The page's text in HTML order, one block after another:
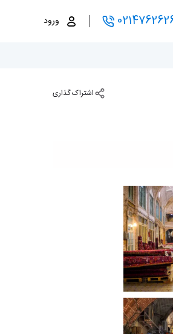
ورود
اشتراک گذاری